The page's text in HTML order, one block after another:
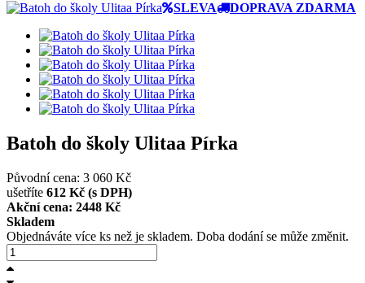
SLEVA
DOPRAVA ZDARMA
Batoh do školy Ulitaa Pírka
Původní cena: 3 060 Kč
ušetříte 612 Kč (s DPH)
Akční cena: 2448 Kč
Skladem
Objednáváte více ks než je skladem. Doba dodání se může změnit.